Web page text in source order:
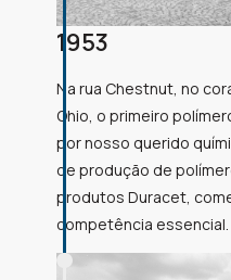
1953
Na rua Chestnut, no
Ohio, o primeiro
por nosso querido
de produção de
produtos Duracet,
competência essencial.